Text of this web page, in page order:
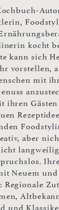
kocht
kann sich
vorstellen,
mit
ihren
aber
Neuem
Regionale
und